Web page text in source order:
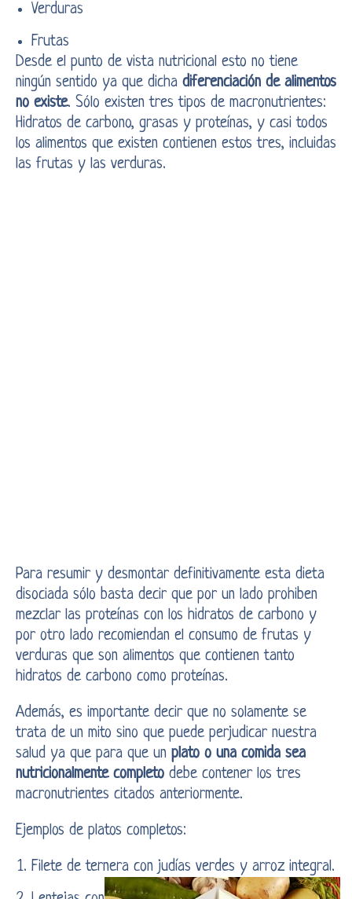
Verduras
Frutas
Desde el punto de vista nutricional esto no tiene
ningún sentido ya que dicha diferenciación de alimentos
no existe. Sólo existen tres tipos de macronutrientes:
Hidratos de carbono, grasas y proteínas, y casi todos
los alimentos que existen contienen estos tres, incluidas
las frutas y las verduras.
Para resumir y desmontar definitivamente esta dieta
disociada sólo basta decir que por un lado prohiben
mezclar las proteínas con los hidratos de carbono y
por otro lado recomiendan el consumo de frutas y
verduras que son alimentos que contienen tanto
hidratos de carbono como proteínas.
Además, es importante decir que no solamente se
trata de un mito sino que puede perjudicar nuestra
salud ya que para que un plato o una comida sea
nutricionalmente completo debe contener los tres
macronutrientes citados anteriormente.
Ejemplos de platos completos:
Filete de ternera con judías verdes y arroz integral.